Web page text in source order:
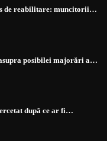
de reabilitare: muncitorii…
posibilei majorări a…
după ce ar fi…